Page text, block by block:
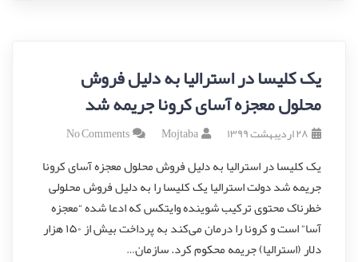
یک کلیسا در استرالیا به دلیل فروش
محلول معجزه آسای کرونا جریمه شد
۲۸ اردیبهشت ۱۳۹۹ Mojtaba
No Comments
یک کلیسا در استرالیا به دلیل فروش محلول معجزه آسای کرونا
جریمه شد دولت استرالیا یک کلیسا را به دلیل فروش محلولی
خطرناک محتوی ترکیب شوینده وایتکس که ادعا شده “معجزه
آسا” است و کرونا را درمان می‌کند به پرداخت بیش از ۱۵۰ هزار
دلار (استرالیا) جریمه محکوم کرد. سازمان…